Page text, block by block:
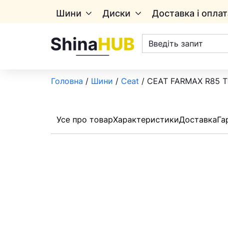
Шини Диски Доставка і
Пошук
товарів
Головна / Шини / Ceat / СЕАТ FARMAX R85
Усе про товарХарактеристикиДоставка